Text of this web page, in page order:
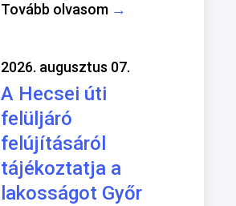
Tovább olvasom →
2026. augusztus 07.
A Hecsei úti
felüljáró
felújításáról
tájékoztatja a
lakosságot Győr